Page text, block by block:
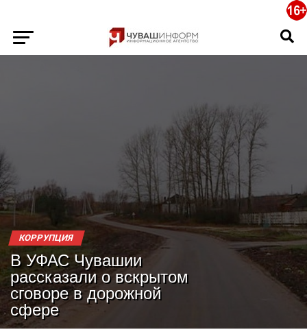
КОРРУПЦИЯ
В УФАС Чувашии
рассказали о вскрытом
сговоре в дорожной
сфере